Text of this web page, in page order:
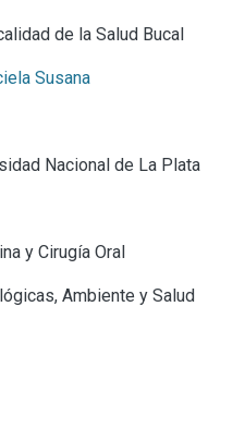
de la Salud Bucal
Susana
Nacional de La Plata
y Cirugía Oral
Ambiente y Salud